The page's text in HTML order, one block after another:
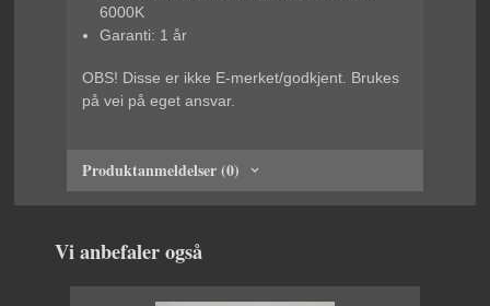
6000K
Garanti: 1 år
OBS! Disse er ikke E-merket/godkjent. Brukes
på vei på eget ansvar.
Produktanmeldelser (0)
Vi anbefaler også